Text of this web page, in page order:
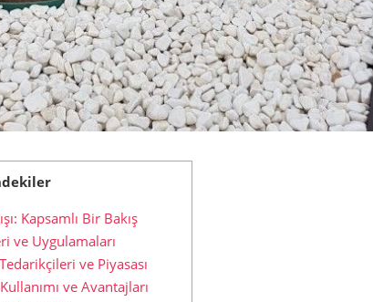
Kapsamlı Bir Bakış
ve Uygulamaları
ve Piyasası
ve Avantajları